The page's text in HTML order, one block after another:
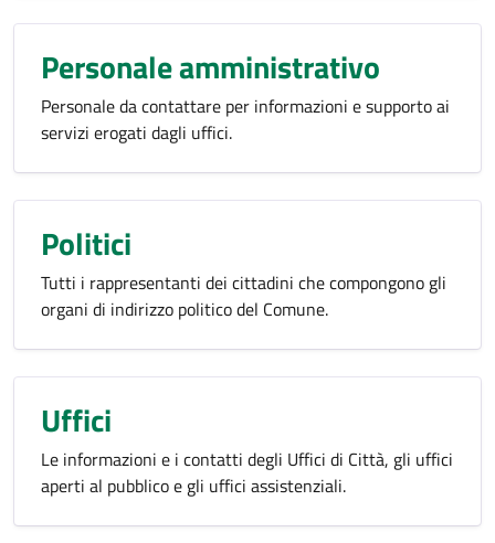
Personale amministrativo
Personale da contattare per informazioni e supporto ai
servizi erogati dagli uffici.
Politici
Tutti i rappresentanti dei cittadini che compongono gli
organi di indirizzo politico del Comune.
Uffici
Le informazioni e i contatti degli Uffici di Città, gli uffici
aperti al pubblico e gli uffici assistenziali.